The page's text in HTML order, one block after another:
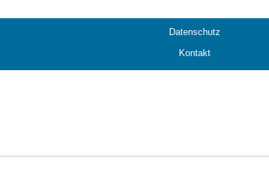
Datenschutz
Kontakt